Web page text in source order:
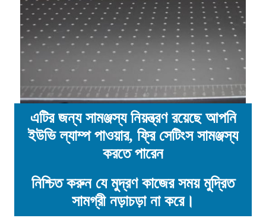
এটির জন্য সামঞ্জস্য নিয়ন্ত্রণ রয়েছে আপনি
ইউভি ল্যাম্প পাওয়ার, ফ্রি সেটিংস সামঞ্জস্য
করতে পারেন
নিশ্চিত করুন যে মুদ্রণ কাজের সময় মুদ্রিত
সামগ্রী নড়াচড়া না করে।